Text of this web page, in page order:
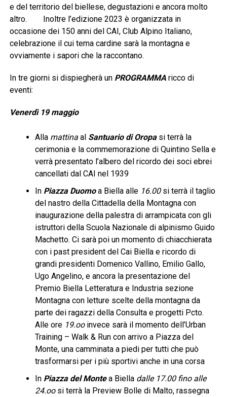
e del territorio del biellese, degustazioni e ancora molto
altro. Inoltre l’edizione 2023 è organizzata in
occasione dei 150 anni del CAI, Club Alpino Italiano,
celebrazione il cui tema cardine sarà la montagna e
ovviamente i sapori che la raccontano.
In tre giorni si dispiegherà un PROGRAMMAricco di
eventi:
Venerdì 19 maggio
Alla mattinaal Santuario di Oropa si terrà la
cerimonia e la commemorazione di Quintino Sella e
verrà presentato l’albero del ricordo dei soci ebrei
cancellati dal CAI nel 1939
In Piazza Duomoa Biella alle 16.00si terrà il taglio
del nastro della Cittadella della Montagna con
inaugurazione della palestra di arrampicata con gli
istruttori della Scuola Nazionale di alpinismo Guido
Machetto. Ci sarà poi un momento di chiacchierata
con i past president del Cai Biella e ricordo di
grandi presidenti Domenico Vallino, Emilio Gallo,
Ugo Angelino, e ancora la presentazione del
Premio Biella Letteratura e Industria sezione
Montagna con letture scelte della montagna da
parte dei ragazzi della Consulta e progetti Pcto.
Alle ore 19.ooinvece sarà il momento dell’Urban
Training – Walk & Run con arrivo a Piazza del
Monte, una camminata a piedi per tutti che può
trasformarsi per i più sportivi anche in una corsa
In Piazza del Montea Bielladalle 17.00 fino alle
24.oosi terrà la Preview Bolle di Malto, rassegna